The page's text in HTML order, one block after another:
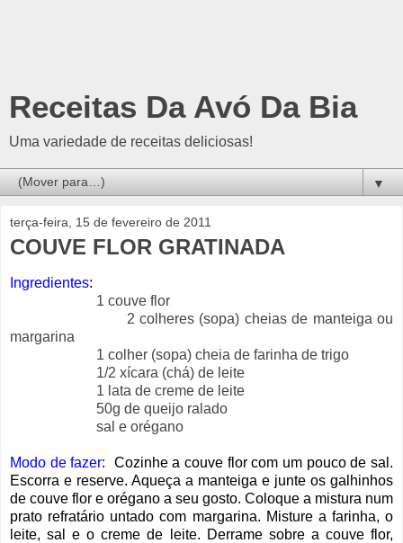
Receitas Da Avó Da Bia
Uma variedade de receitas deliciosas!
▼
terça-feira, 15 de fevereiro de 2011
COUVE FLOR GRATINADA
Ingredientes:
1 couve flor
2 colheres (sopa) cheiasde manteiga ou
margarina
1 colher (sopa) cheia de farinha de trigo
1/2 xícara (chá) de leite
1 lata de creme de leite
50g de queijo ralado
sal e orégano
Modo de fazer: Cozinhe a couve flor com um pouco de sal.
Escorra e reserve. Aqueça a manteiga e junte os galhinhos
de couve flor e orégano a seu gosto. Coloque a mistura num
prato refratário untado com margarina. Misture a farinha, o
leite, sal e o creme de leite. Derrame sobre a couve flor,